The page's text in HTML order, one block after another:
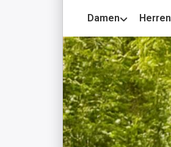
Damen Herren